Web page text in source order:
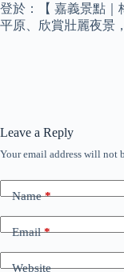
登於：【 嘉義景點｜
平原、欣賞壯麗夜景
Leave a Reply
Your email address will not
Name*
Email*
Website